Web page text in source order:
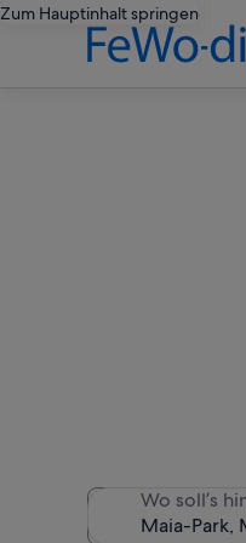
Zum Hauptinhalt springen
Wo soll’s